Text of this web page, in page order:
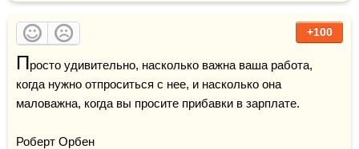
+100
Просто удивительно, насколько важна ваша работа,
когда нужно отпроситься с нее, и насколько она
маловажна, когда вы просите прибавки в зарплате.
Роберт Орбен